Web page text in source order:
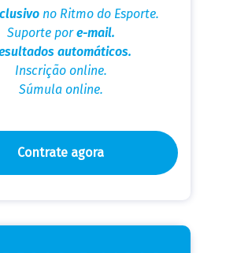
no Ritmo do Esporte.
Suporte pore-mail.
automáticos.
Inscrição online.
Súmula online.
Contrate agora